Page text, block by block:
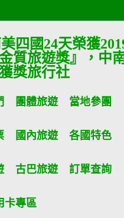
四國24天榮獲
質旅遊獎』，中
獎旅行社
團體旅遊 當地參團
國內旅遊 各國特色
古巴旅遊 訂單查詢
卡專區